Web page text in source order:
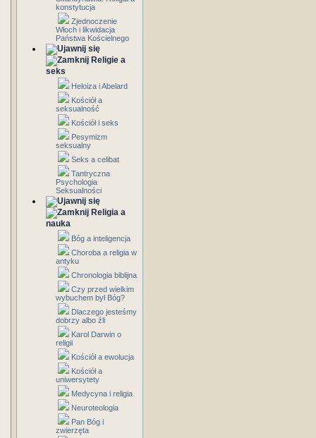
konstytucja
Zjednoczenie
Włoch i likwidacja
Państwa Kościelnego
Religie a
seks
Heloiza i Abelard
Kościół a
seksualność
Kościół i seks
Pesymizm
seksualny
Seks a celibat
Tantryczna
Psychologia
Seksualności
Religia a
nauka
Bóg a inteligencja
Choroba a religia w
antyku
Chronologia biblijna
Czy przed wielkim
wybuchem był Bóg?
Dlaczego jesteśmy
dobrzy albo źli
Karol Darwin o
religii
Kościół a ewolucja
Kościół a
uniwersytety
Medycyna i religia
Neuroteologia
Pan Bóg i
zwierzęta